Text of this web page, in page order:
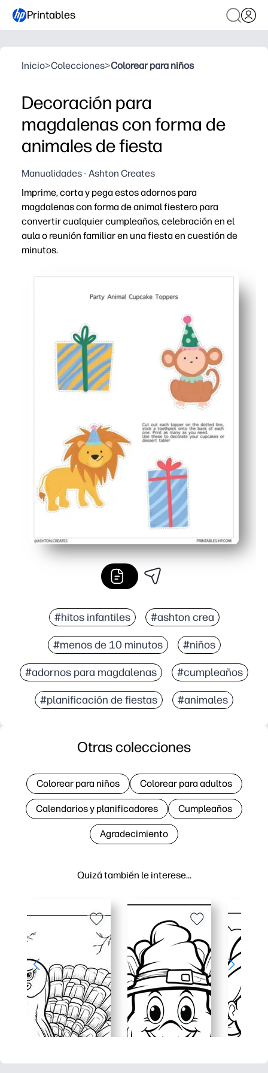
Printables
Inicio>Colecciones>Colorear para niños
Decoración para
magdalenas con forma de
animales de fiesta
Manualidades - Ashton Creates
Imprime, corta y pega estos adornos para
magdalenas con forma de animal fiestero para
convertir cualquier cumpleaños, celebración en el
aula o reunión familiar en una fiesta en cuestión de
minutos.
Listo en minutos: simplemente imprima en cartulina,
El arte de animales fiesteros, agradable a los niños,
Uso flexible: cubre magdalenas, pincha bocadillos,
Fácil de actualizar: mejora al instante los cupcakes y
#hitos infantiles #ashton crea
#menos de 10 minutos #niños
#adornos para magdalenas #cumpleaños
#planificación de fiestas #animales
Quizá también le interese…
Otras colecciones
Colorear para niños Colorear para adultos
Calendarios y planificadores Cumpleaños
Agradecimiento